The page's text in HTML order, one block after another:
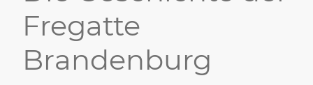
Fregatte
Brandenburg